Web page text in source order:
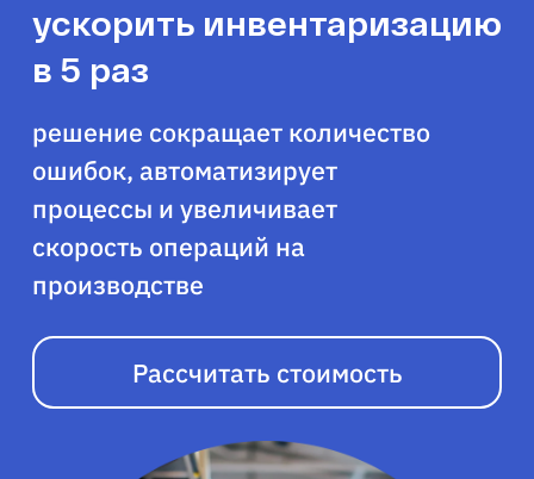
ускорить инвентаризацию
в 5 раз
решение сокращает количество
ошибок, автоматизирует
процессы и увеличивает
скорость операций на
производстве
Рассчитать стоимость